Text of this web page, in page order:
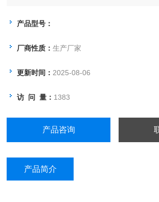
产品型号：
厂商性质：生产厂家
更新时间： 2025-08-06
访 问 量： 1383
产品咨询
产品简介